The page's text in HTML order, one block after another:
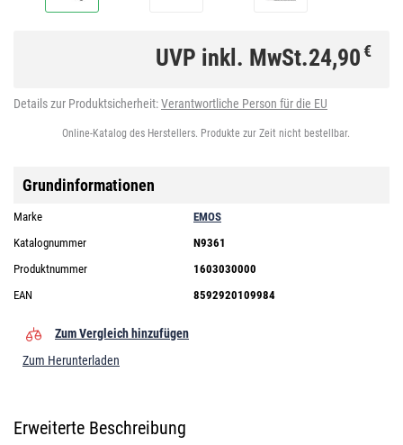
UVP inkl. MwSt.24,90€
Details zur Produktsicherheit:Verantwortliche Person für die EU
Online-Katalog des Herstellers. Produkte zur Zeit nicht bestellbar.
Grundinformationen
Marke
EMOS
Katalognummer
N9361
Produktnummer
1603030000
EAN
8592920109984
Zum Vergleich hinzufügen
Zum Herunterladen
Erweiterte Beschreibung